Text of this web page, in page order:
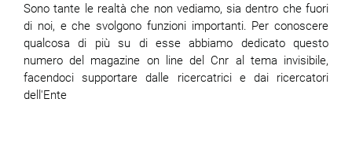
Sono tante le realtà che non vediamo, sia dentro che fuori
di noi, e che svolgono funzioni importanti. Per conoscere
qualcosa di più su di esse abbiamo dedicato questo
numero del magazine on line del Cnr al tema invisibile,
facendoci supportare dalle ricercatrici e dai ricercatori
dell'Ente